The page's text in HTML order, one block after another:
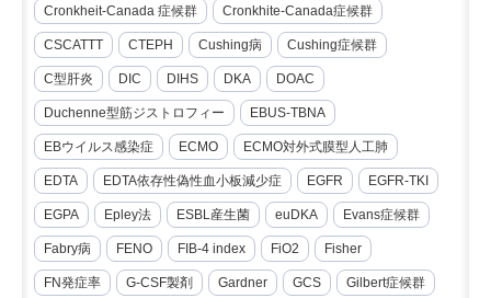
Cronkheit-Canada 症候群 Cronkhite-Canada症候群
CSCATTT CTEPH Cushing病 Cushing症候群
C型肝炎 DIC DIHS DKA DOAC
Duchenne型筋ジストロフィー EBUS-TBNA
EBウイルス感染症 ECMO ECMO対外式膜型人工肺
EDTA EDTA依存性偽性血小板減少症 EGFR EGFR-TKI
EGPA Epley法 ESBL産生菌 euDKA Evans症候群
Fabry病 FENO FIB-4 index FiO2 Fisher
FN発症率 G-CSF製剤 Gardner GCS Gilbert症候群